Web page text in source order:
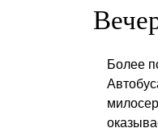
Более